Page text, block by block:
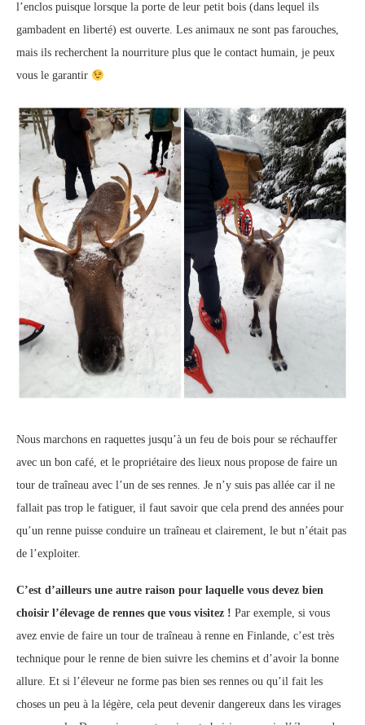
l’enclos puisque lorsque la porte de leur petit bois (dans lequel ils
gambadent en liberté) est ouverte. Les animaux ne sont pas farouches,
mais ils recherchent la nourriture plus que le contact humain, je peux
vous le garantir
Nous marchons en raquettes jusqu’à un feu de bois pour se réchauffer
avec un bon café, et le propriétaire des lieux nous propose de faire un
tour de traîneau avec l’un de ses rennes. Je n’y suis pas allée car il ne
fallait pas trop le fatiguer, il faut savoir que cela prend des années pour
qu’un renne puisse conduire un traîneau et clairement, le but n’était pas
de l’exploiter.
C’est d’ailleurs une autre raison pour laquelle vous devez bien
choisir l’élevage de rennes que vous visitez ! Par exemple, si vous
avez envie de faire un tour de traîneau à renne en Finlande, c’est très
technique pour le renne de bien suivre les chemins et d’avoir la bonne
allure. Et si l’éleveur ne forme pas bien ses rennes ou qu’il fait les
choses un peu à la légère, cela peut devenir dangereux dans les virages